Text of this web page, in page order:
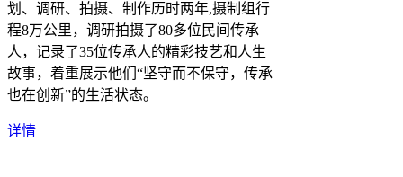
划、调研、拍摄、制作历时两年,摄制组行
程8万公里，调研拍摄了80多位民间传承
人，记录了35位传承人的精彩技艺和人生
故事，着重展示他们“坚守而不保守，传承
也在创新”的生活状态。
详情